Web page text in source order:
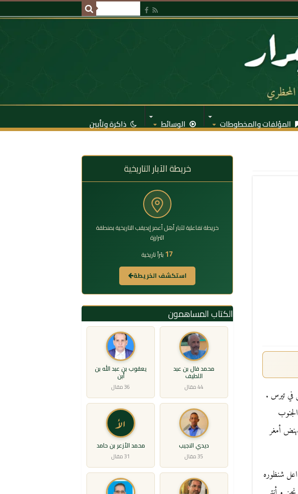
المؤلفات والمخطوطات الوسائط ذاكرة وتأبين
في تيرس .
مهنض أمغر
شنظوره
خريطة الآبار التاريخية
خريطة تفاعلية لآبار أهل أعمر إيديقب التاريخية بمنطقة
الترارزة
17 بئراً تاريخية
استكشف الخريطة
الكتاب المساهمون
محمد فال بن عبد
اللطيف
44 مقال
يعقوب بن عبد الله بن
أبن
36 مقال
ديدي النجيب
35 مقال
الأ
محمد الأزعر بن حامد
31 مقال